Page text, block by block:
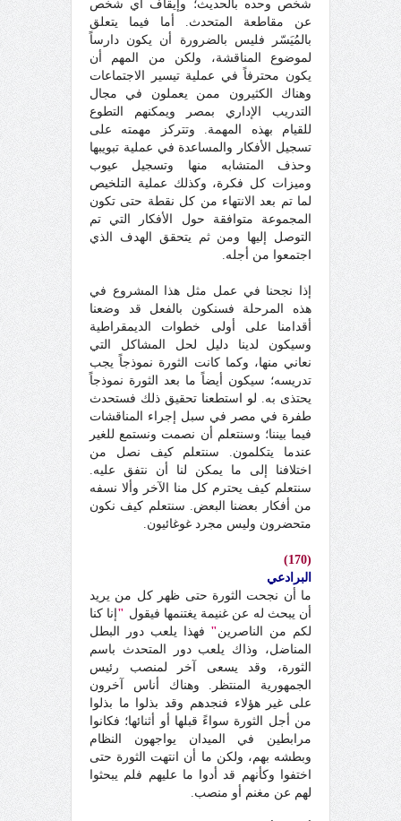
شخص وحده بالحديث؛ وإيقاف أي شخص
عن مقاطعة المتحدث. أما فيما يتعلق
بالمُيَسّر فليس بالضرورة أن يكون دارساً
لموضوع المناقشة، ولكن من المهم أن
يكون محترفاً في عملية تيسير الاجتماعات
وهناك الكثيرون ممن يعملون في مجال
التدريب الإداري بمصر ويمكنهم التطوع
للقيام بهذه المهمة. وتتركز مهمته على
تسجيل الأفكار والمساعدة في عملية تبويبها
وحذف المتشابه منها وتسجيل عيوب
وميزات كل فكرة، وكذلك عملية التلخيص
لما تم بعد الانتهاء من كل نقطة حتى تكون
المجموعة متوافقة حول الأفكار التي تم
التوصل إليها ومن ثم يتحقق الهدف الذي
اجتمعوا من أجله.
إذا نجحنا في عمل مثل هذا المشروع في
هذه المرحلة فسنكون بالفعل قد وضعنا
أقدامنا على أولى خطوات الديمقراطية
وسيكون لدينا دليل لحل المشاكل التي
نعاني منها، وكما كانت الثورة نموذجاً يجب
تدريسه؛ سيكون أيضاً ما بعد الثورة نموذجاً
يحتذى به. لو استطعنا تحقيق ذلك فستحدث
طفرة في مصر في سبل إجراء المناقشات
فيما بيننا؛ وسنتعلم أن نصمت ونستمع للغير
عندما يتكلمون. سنتعلم كيف نصل من
اختلافنا إلى ما يمكن لنا أن نتفق عليه.
سنتعلم كيف يحترم كل منا الآخر وألا نسفه
من أفكار بعضنا البعض. سنتعلم كيف نكون
متحضرون وليس مجرد غوغائيون.
(170)
البرادعي
ما أن نجحت الثورة حتى ظهر كل من يريد
أن يبحث له عن غنيمة يغتنمها فيقول " إنا كنا
لكم من الناصرين" فهذا يلعب دور البطل
المناضل، وذاك يلعب دور المتحدث باسم
الثورة، وقد يسعى آخر لمنصب رئيس
الجمهورية المنتظر. وهناك أناس آخرون
على غير هؤلاء فنجدهم وقد بذلوا ما بذلوا
من أجل الثورة سواءً قبلها أو أثنائها؛ فكانوا
مرابطين في الميدان يواجهون النظام
وبطشه بهم، ولكن ما أن انتهت الثورة حتى
اختفوا وكأنهم قد أدوا ما عليهم فلم يبحثوا
لهم عن مغنم أو منصب.